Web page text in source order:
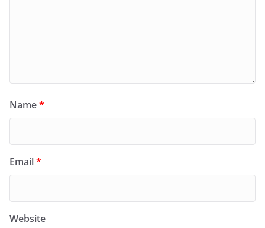
Name*
Email*
Website